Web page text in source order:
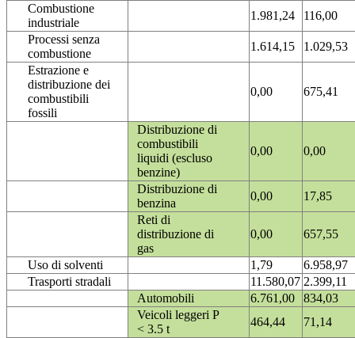
Combustione
industriale
1.981,24
116,00
Processi senza
combustione
1.614,15
1.029,53
Estrazione e
distribuzione dei
combustibili
fossili
0,00 675,41
Distribuzione di
combustibili
liquidi (escluso
benzine)
0,00 0,00
Distribuzione di
benzina
0,00
17,85
Reti di
distribuzione di
gas
0,00 657,55
Uso di solventi 1,79
6.958,97
Trasporti stradali
11.580,07 2.399,11
Automobili
6.761,00
834,03
Veicoli leggeri P
< 3.5 t
464,44
71,14